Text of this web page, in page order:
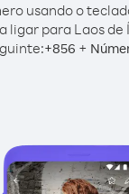
usando o
ligar para Laos de
+856 +